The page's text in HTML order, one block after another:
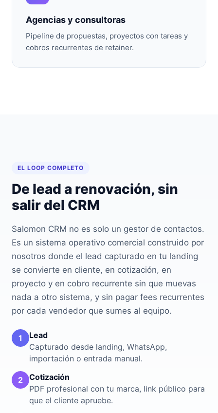
Agencias y consultoras
Pipeline de propuestas, proyectos con tareas y
cobros recurrentes de retainer.
EL LOOP COMPLETO
De lead a renovación, sin
salir del CRM
Salomon CRM no es solo un gestor de contactos.
Es un sistema operativo comercial construido por
nosotros donde el lead capturado en tu landing
se convierte en cliente, en cotización, en
proyecto y en cobro recurrente sin que muevas
nada a otro sistema, y sin pagar fees recurrentes
por cada vendedor que sumes al equipo.
1
Lead
Capturado desde landing, WhatsApp,
importación o entrada manual.
2
Cotización
PDF profesional con tu marca, link público para
que el cliente apruebe.